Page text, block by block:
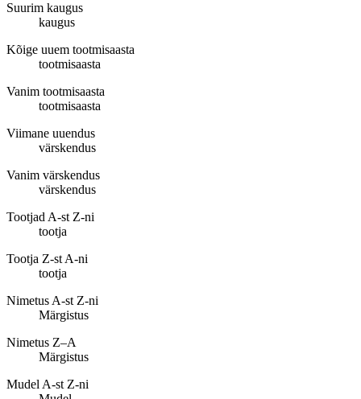
Suurim kaugus
kaugus
Kõige uuem tootmisaasta
tootmisaasta
Vanim tootmisaasta
tootmisaasta
Viimane uuendus
värskendus
Vanim värskendus
värskendus
Tootjad A-st Z-ni
tootja
Tootja Z-st A-ni
tootja
Nimetus A-st Z-ni
Märgistus
Nimetus Z–A
Märgistus
Mudel A-st Z-ni